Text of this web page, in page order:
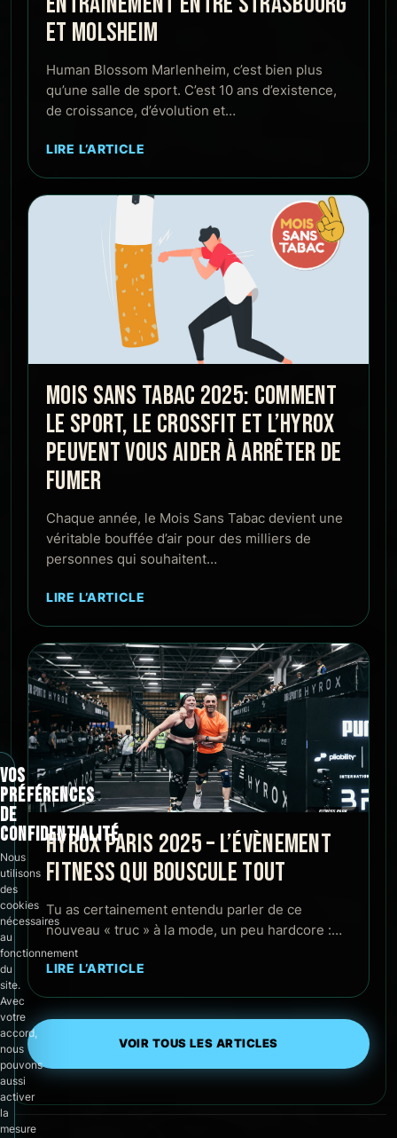
ET MOLSHEIM
Human Blossom Marlenheim, c’est bien plus
qu’une salle de sport. C’est 10 ans d’existence,
de croissance, d’évolution et…
LIRE L’ARTICLE
MOIS SANS TABAC 2025: COMMENT
LE SPORT, LE CROSSFIT ET L’HYROX
PEUVENT VOUS AIDER À ARRÊTER DE
FUMER
Chaque année, le Mois Sans Tabac devient une
véritable bouffée d’air pour des milliers de
personnes qui souhaitent…
LIRE L’ARTICLE
HYROX PARIS 2025 – L’ÉVÈNEMENT
FITNESS QUI BOUSCULE TOUT
Tu as certainement entendu parler de ce
nouveau « truc » à la mode, un peu hardcore :…
LIRE L’ARTICLE
VOIR TOUS LES ARTICLES
VOS
PRÉFÉRENCES
DE
CONFIDENTIALITÉ
Nous
utilisons
des
cookies
nécessaires
au
fonctionnement
du
site.
Avec
votre
accord,
nous
pouvons
aussi
activer
la
mesure